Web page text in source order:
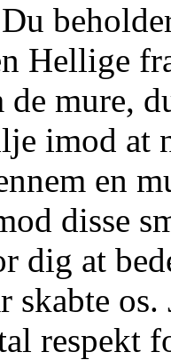
Hellige
mure,
imod at
en
disse
dig at
skabte
respekt